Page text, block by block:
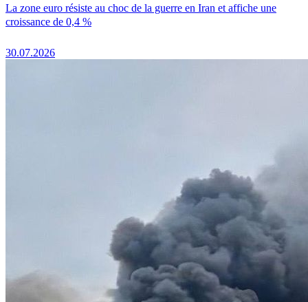
La zone euro résiste au choc de la guerre en Iran et affiche une
croissance de 0,4 %
30.07.2026